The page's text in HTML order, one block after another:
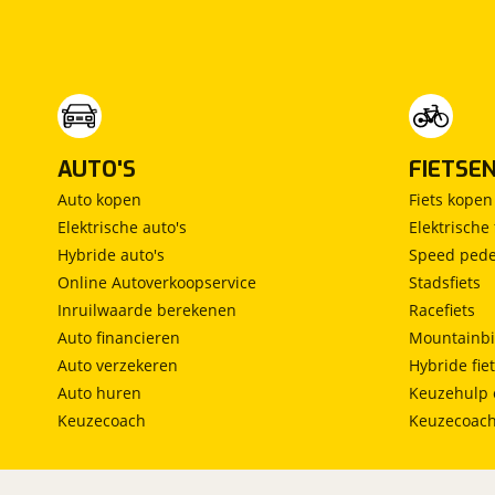
AUTO'S
Auto kopen
Elektrische auto's
Hybride auto's
Online Autoverkoopservice
Inruilwaarde berekenen
Auto financieren
Auto verzekeren
Auto huren
Keuzecoach
FIETSEN
Fiets kopen
Elektrische
Speed
Stadsfiets
Racefiets
Hybride
Keuzehulp
Keuzecoach